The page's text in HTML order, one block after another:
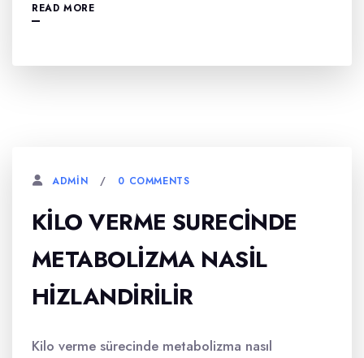
READ MORE
ADMIN 0 COMMENTS
KILO VERME SURECINDE
METABOLIZMA NASIL
HIZLANDIRILIR
Kilo verme sürecinde metabolizma nasıl